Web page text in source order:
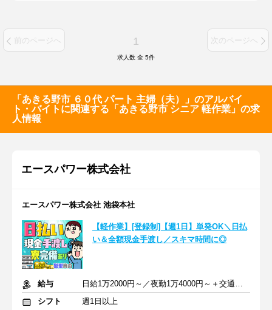
前のページへ 1 次のページへ
求人数 全 5件
「あきる野市 ６０代 パート 主婦（夫）」のアルバイ
ト・バイトに関連する「あきる野市 シニア 軽作業」の求
人情報
エースパワー株式会社
エースパワー株式会社 池袋本社
【軽作業】[登録制]【週1日】単発OK＼日払
い＆全額現金手渡し／スキマ時間に◎
給与
日給1万2000円～／夜勤1万4000円～＋交通費＋各種手当
シフト
週1日以上